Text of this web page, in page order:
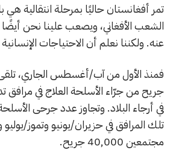
تمر أفغانستان حاليًا بمرحلة انتقالية
الشعب الأفغاني، ويصعب علينا نحن
عنه. ولكننا نعلم أن الاحتياجات
جريح من جرّاء الأسلحة العلاج في مرافق
في أرجاء البلاد. وتجاوز عدد جرحى الأسلحة
تلك المرافق في حزيران/يونيو وتموز/
مجتمعين 40,000 جريح.